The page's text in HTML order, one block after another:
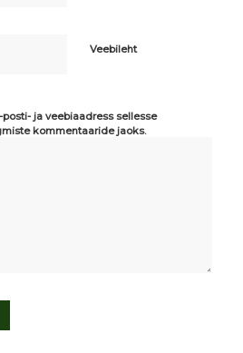
Veebileht
ja veebiaadress sellesse
kommentaaride jaoks.